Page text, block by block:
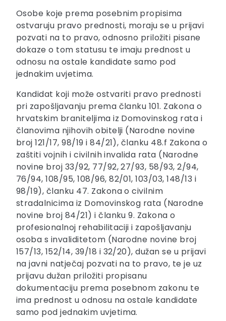
Osobe koje prema posebnim propisima
ostvaruju pravo prednosti, moraju se u prijavi
pozvati na to pravo, odnosno priložiti pisane
dokaze o tom statusu te imaju prednost u
odnosu na ostale kandidate samo pod
jednakim uvjetima.
Kandidat koji može ostvariti pravo prednosti
pri zapošljavanju prema članku 101. Zakona o
hrvatskim braniteljima iz Domovinskog rata i
članovima njihovih obitelji (Narodne novine
broj 121/17, 98/19 i 84/21), članku 48.f Zakona o
zaštiti vojnih i civilnih invalida rata (Narodne
novine broj 33/92, 77/92, 27/93, 58/93, 2/94,
76/94, 108/95, 108/96, 82/01, 103/03, 148/13 i
98/19), članku 47. Zakona o civilnim
stradalnicima iz Domovinskog rata (Narodne
novine broj 84/21) i članku 9. Zakona o
profesionalnoj rehabilitaciji i zapošljavanju
osoba s invaliditetom (Narodne novine broj
157/13, 152/14, 39/18 i 32/20), dužan se u prijavi
na javni natječaj pozvati na to pravo, te je uz
prijavu dužan priložiti propisanu
dokumentaciju prema posebnom zakonu te
ima prednost u odnosu na ostale kandidate
samo pod jednakim uvjetima.